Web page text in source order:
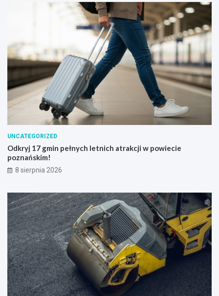
UNCATEGORIZED
Odkryj 17 gmin pełnych letnich atrakcji w powiecie
poznańskim!
8 sierpnia 2026